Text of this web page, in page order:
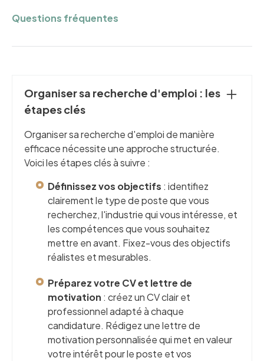
Questions fréquentes
Organiser sa recherche d'emploi : les
étapes clés
Organiser sa recherche d'emploi de manière
efficace nécessite une approche structurée.
Voici les étapes clés à suivre :
Définissez vos objectifs : identifiez
clairement le type de poste que vous
recherchez, l'industrie qui vous intéresse, et
les compétences que vous souhaitez
mettre en avant. Fixez-vous des objectifs
réalistes et mesurables.
Préparez votre CV et lettre de
motivation : créez un CV clair et
professionnel adapté à chaque
candidature. Rédigez une lettre de
motivation personnalisée qui met en valeur
votre intérêt pour le poste et vos